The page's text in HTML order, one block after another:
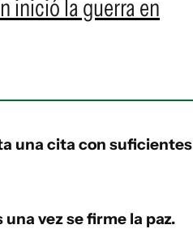
inició la guerra en
una cita con suficientes
vez se firme la paz.